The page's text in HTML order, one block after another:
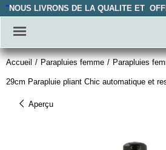
" NOUS LIVRONS DE LA QUALITE ET
Accueil / Parapluies femme / Parapluies
29cm Parapluie pliant Chic automatique et
Aperçu